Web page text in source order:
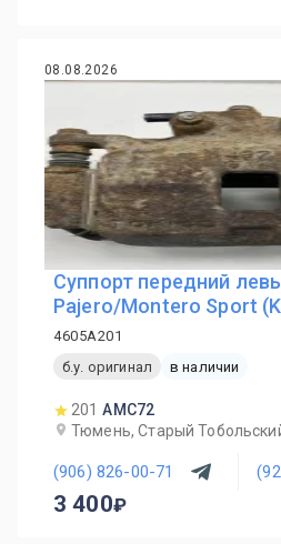
08.08.2026
Суппорт передний
Pajero/Montero Sport
4605A201
б.у. оригинал
в наличии
201 AMC72
Тюмень, Старый
(906) 826-00-71
3 400